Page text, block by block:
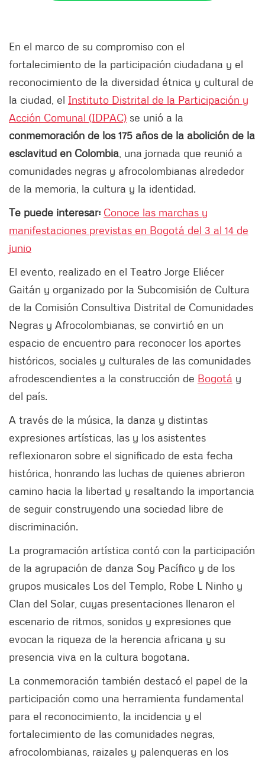
En el marco de su compromiso con el
fortalecimiento de la participación ciudadana y el
reconocimiento de la diversidad étnica y cultural de
la ciudad, el Instituto Distrital de la Participación y
Acción Comunal (IDPAC) se unió a la
conmemoración de los 175 años de la abolición de la
esclavitud en Colombia , una jornada que reunió a
comunidades negras y afrocolombianas alrededor
de la memoria, la cultura y la identidad.
Te puede interesar: Conoce las marchas y
manifestaciones previstas en Bogotá del 3 al 14 de
junio
El evento, realizado en el Teatro Jorge Eliécer
Gaitán y organizado por la Subcomisión de Cultura
de la Comisión Consultiva Distrital de Comunidades
Negras y Afrocolombianas, se convirtió en un
espacio de encuentro para reconocer los aportes
históricos, sociales y culturales de las comunidades
afrodescendientes a la construcción de Bogotá y
del país.
A través de la música, la danza y distintas
expresiones artísticas, las y los asistentes
reflexionaron sobre el significado de esta fecha
histórica, honrando las luchas de quienes abrieron
camino hacia la libertad y resaltando la importancia
de seguir construyendo una sociedad libre de
discriminación.
La programación artística contó con la participación
de la agrupación de danza Soy Pacífico y de los
grupos musicales Los del Templo, Robe L Ninho y
Clan del Solar, cuyas presentaciones llenaron el
escenario de ritmos, sonidos y expresiones que
evocan la riqueza de la herencia africana y su
presencia viva en la cultura bogotana.
La conmemoración también destacó el papel de la
participación como una herramienta fundamental
para el reconocimiento, la incidencia y el
fortalecimiento de las comunidades negras,
afrocolombianas, raizales y palenqueras en los